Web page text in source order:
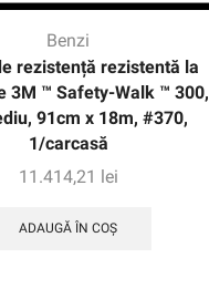
Benzi
rezistență rezistentă la
3M ™ Safety-Walk ™ 300,
91cm x 18m, #370,
1/carcasă
11.414,21 lei
ADAUGĂ ÎN COȘ